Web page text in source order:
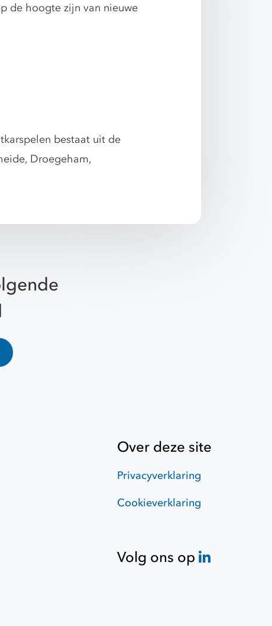
de hoogte zijn van nieuwe
bestaat uit de
Droegeham,
Over deze site
Privacyverklaring
Cookieverklaring
Volg ons op